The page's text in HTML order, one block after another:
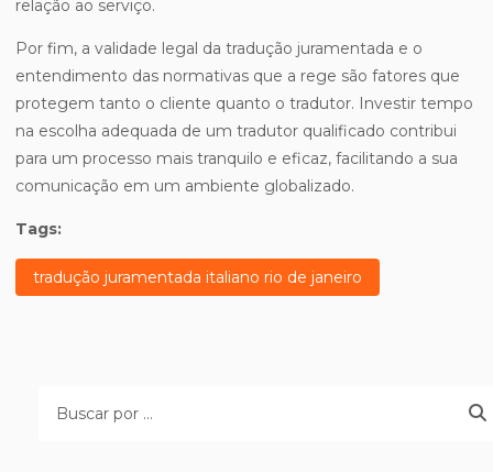
relação ao serviço.
Por fim, a validade legal da tradução juramentada e o
entendimento das normativas que a rege são fatores que
protegem tanto o cliente quanto o tradutor. Investir tempo
na escolha adequada de um tradutor qualificado contribui
para um processo mais tranquilo e eficaz, facilitando a sua
comunicação em um ambiente globalizado.
Tags:
tradução juramentada italiano rio de janeiro